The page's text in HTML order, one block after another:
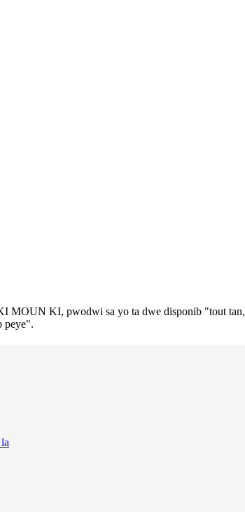
MOUN KI, pwodwi sa yo ta dwe disponib "tout
peye".